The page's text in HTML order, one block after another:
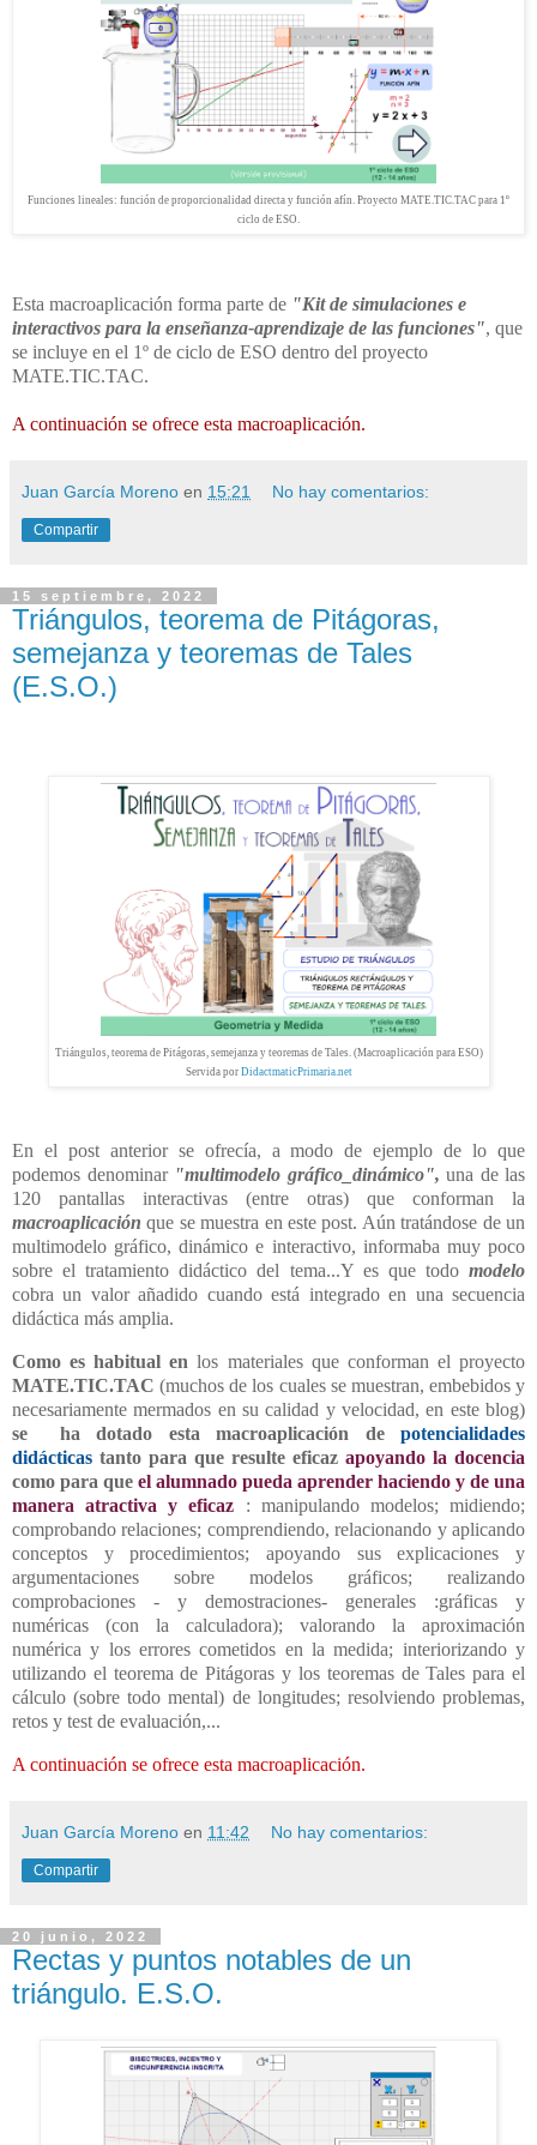
Funciones lineales: función de proporcionalidad directa y función afín. Proyecto MATE.TIC.TAC para 1º
ciclo de ESO.
Esta macroaplicación forma parte de "Kit de simulaciones e
interactivos para la enseñanza-aprendizaje de las funciones", que
se incluye en el 1º de ciclo de ESO dentro del proyecto
MATE.TIC.TAC.
A continuación se ofrece esta macroaplicación.
Juan García Moreno en 15:21 No hay comentarios:
Compartir
15 septiembre, 2022
Triángulos, teorema de Pitágoras,
semejanza y teoremas de Tales
(E.S.O.)
Triángulos, teorema de Pitágoras, semejanza y teoremas de Tales. (Macroaplicación para ESO)
Servida por DidactmaticPrimaria.net
En el post anterior se ofrecía, a modo de ejemplo de lo que
podemos denominar "multimodelo gráfico_dinámico", una de las
120 pantallas interactivas (entre otras) que conforman la
macroaplicación que se muestra en este post. Aún tratándose de un
multimodelo gráfico, dinámico e interactivo, informaba muy poco
sobre el tratamiento didáctico del tema...Y es que todo modelo
cobra un valor añadido cuando está integrado en una secuencia
didáctica más amplia.
Como es habitual en los materiales que conforman el proyecto
MATE.TIC.TAC (muchos de los cuales se muestran, embebidos y
necesariamente mermados en su calidad y velocidad, en este blog)
se ha dotado esta macroaplicación de potencialidades
didácticas tanto para que resulte eficaz apoyando la docencia
como para que el alumnado pueda aprender haciendo y de una
manera atractiva y eficaz : manipulando modelos; midiendo;
comprobando relaciones; comprendiendo, relacionando y aplicando
conceptos y procedimientos; apoyando sus explicaciones y
argumentaciones sobre modelos gráficos; realizando
comprobaciones - y demostraciones- generales :gráficas y
numéricas (con la calculadora); valorando la aproximación
numérica y los errores cometidos en la medida; interiorizando y
utilizando el teorema de Pitágoras y los teoremas de Tales para el
cálculo (sobre todo mental) de longitudes; resolviendo problemas,
retos y test de evaluación,...
A continuación se ofrece esta macroaplicación.
Juan García Moreno en 11:42 No hay comentarios:
Compartir
20 junio, 2022
Rectas y puntos notables de un
triángulo. E.S.O.